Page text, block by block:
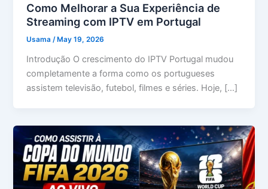
Como Melhorar a Sua Experiência de
Streaming com IPTV em Portugal
Usama/ May 19, 2026
Introdução O crescimento do IPTV Portugal mudou
completamente a forma como os portugueses
assistem televisão, futebol, filmes e séries. Hoje, […]